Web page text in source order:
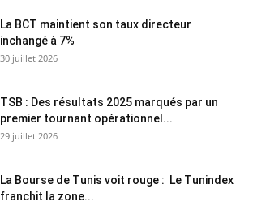
La BCT maintient son taux directeur
inchangé à 7%
30 juillet 2026
TSB : Des résultats 2025 marqués par un
premier tournant opérationnel...
29 juillet 2026
La Bourse de Tunis voit rouge : Le Tunindex
franchit la zone...